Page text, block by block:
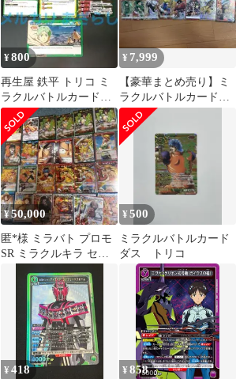
¥800
再生屋 鉄平 トリコ ミ
ラクルバトルカードダ
ス ミラバト
¥ 7,999
【豪華まとめ売り】ミ
ラクルバトルカードダ
ス 引退品 （超Ω・SR・
プロモ多数）
¥50,000
匿*️様 ミラバト プロモ
SR ミラクルキラ セッ
¥500
ミラクルバトルカード
ダス トリコ
¥418 ¥858